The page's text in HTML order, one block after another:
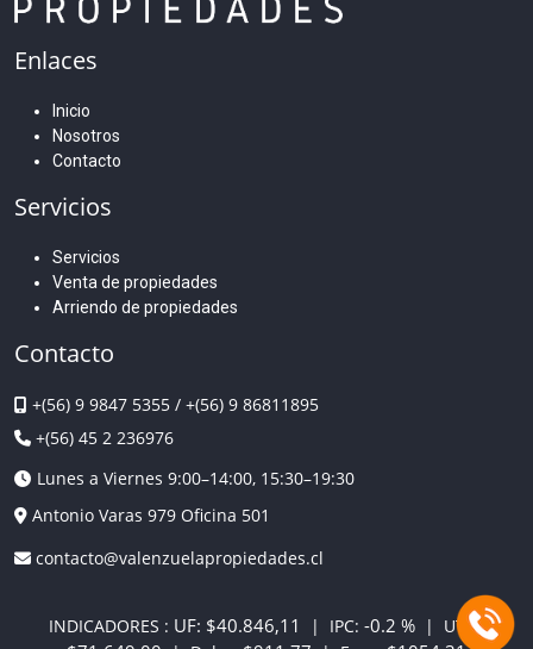
Enlaces
Inicio
Nosotros
Contacto
Servicios
Servicios
Venta de propiedades
Arriendo de propiedades
Contacto
+(56) 9 9847 5355 / +(56) 9 86811895
+(56) 45 2 236976
Lunes a Viernes 9:00–14:00, 15:30–19:30
Antonio Varas 979 Oficina 501
contacto@valenzuelapropiedades.cl
INDICADORES : UF: $40.846,11 | IPC: -0.2 %| UTM: